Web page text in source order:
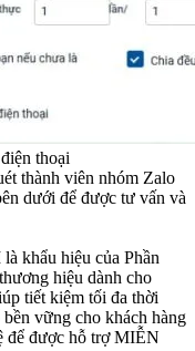
thoại
thành viên nhóm Zalo
dưới để được tư vấn và
khẩu hiệu của Phần
hiệu dành cho
tiết kiệm tối đa thời
vững cho khách hàng
để được hỗ trợ MIỄN